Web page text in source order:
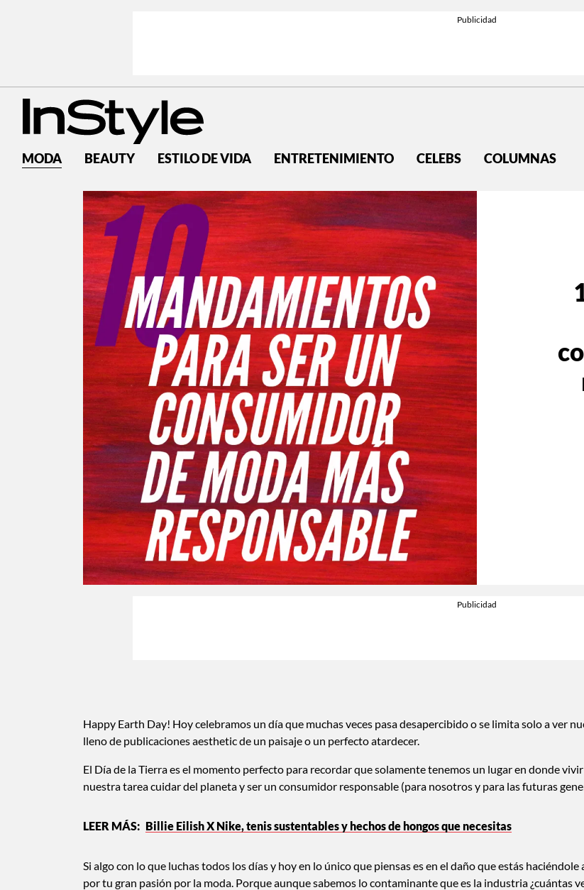
MODA BEAUTY ESTILO DE VIDA ENTRETENIMIENTO CELEBS COLUMNAS
Happy Earth Day! Hoy celebramos un día que muchas veces pasa desapercibido o se limita solo a ver
lleno de publicaciones aesthetic de un paisaje o un perfecto atardecer.
El Día de la Tierra es el momento perfecto para recordar que solamente tenemos un lugar en donde vivir
nuestra tarea cuidar del planeta y ser un consumidor responsable (para nosotros y para las futuras
Billie Eilish X Nike, tenis sustentables y hechos de hongos que necesitas
Si algo con lo que luchas todos los días y hoy en lo único que piensas es en el daño que estás haciéndole
por tu gran pasión por la moda. Porque aunque sabemos lo contaminante que es la industria ¿cuántas